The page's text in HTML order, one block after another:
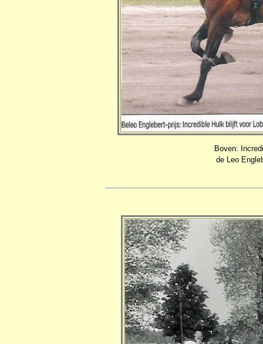
Boven:
de Leo